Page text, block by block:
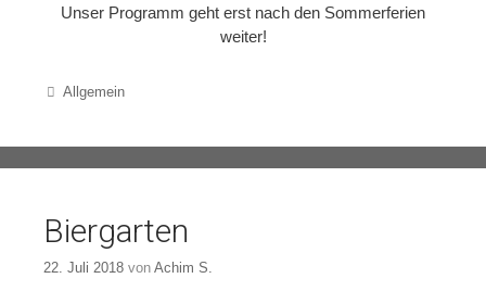
Unser Programm geht erst nach den Sommerferien
weiter!
Categories
Allgemein
Biergarten
22. Juli 2018 von Achim S.